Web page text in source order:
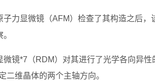
力显微镜（AFM）检查了其构造之后，
镜*7（RDM）对其进行了光学各向异
二维晶体的两个主轴方向。